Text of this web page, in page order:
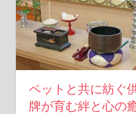
ペットと共に紡ぐ
牌が育む絆と心の